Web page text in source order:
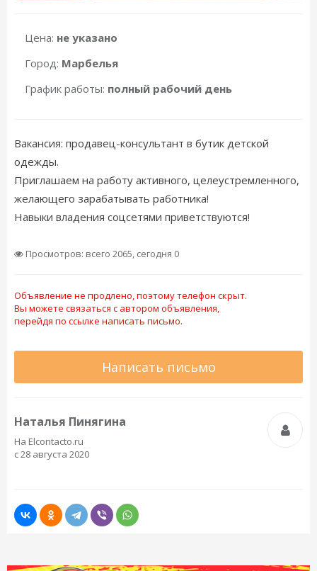
Цена: не указано
Город: Марбелья
График работы: полный рабочий день
Вакансия: продавец-консультант в бутик детской
одежды.
Приглашаем на работу активного, целеустремленного,
желающего зарабатывать работника!
Навыки владения соцсетями приветствуются!
Просмотров: всего 2065, сегодня 0
Объявление не продлено, поэтому телефон скрыт.
Вы можете связаться с автором объявления,
перейдя по ссылке написать письмо.
Написать письмо
Наталья Пинягина
На Elcontacto.ru
с 28 августа 2020